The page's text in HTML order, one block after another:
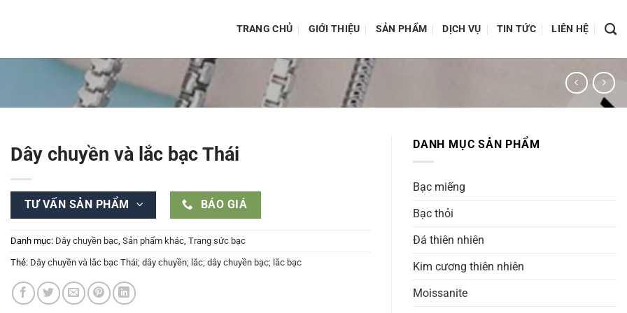
TRANG CHỦ GIỚI THIỆU SẢN PHẨM DỊCH VỤ TIN TỨC LIÊN HỆ
Dây chuyền và lắc bạc Thái
TƯ VẤN SẢN PHẨM BÁO GIÁ
Danh mục: Dây chuyền bạc Sản phẩm khác Trang sức bạc
Thẻ: Dây chuyền và lắc bạc Thái; dây chuyền; lắc; dây chuyền bạc; lắc bạc
DANH MỤC SẢN PHẨM
Bạc miếng
Bạc thỏi
Đá thiên nhiên
Kim cương thiên nhiên
Moissanite